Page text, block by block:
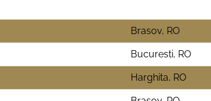
Brasov, RO
Bucuresti, RO
Harghita, RO